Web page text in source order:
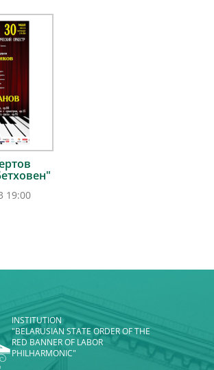
19:00
INSTITUTION
"BELARUSIAN STATE ORDER OF THE
RED BANNER OF LABOR
PHILHARMONIC"